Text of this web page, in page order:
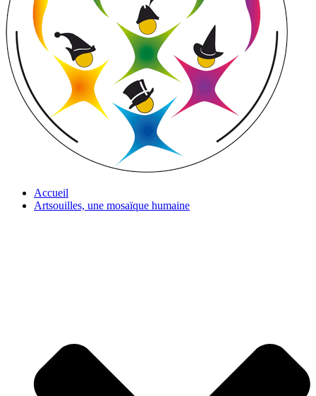
Accueil
Artsouilles, une mosaïque humaine